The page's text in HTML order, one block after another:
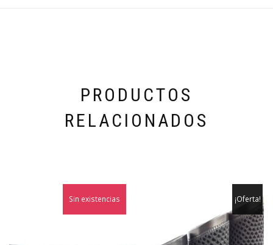
PRODUCTOS
RELACIONADOS
Sin existencias ¡Oferta!